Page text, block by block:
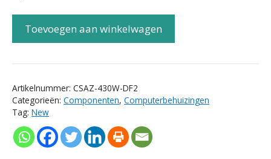
Toevoegen aan winkelwagen
Artikelnummer: CSAZ-430W-DF2
Categorieën: Componenten, Computerbehuizingen
Tag: New